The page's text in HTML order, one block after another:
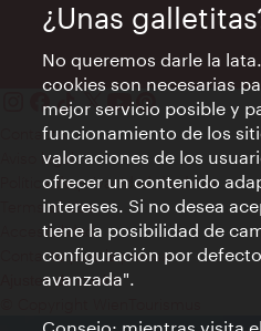
Contacto
Aviso legal
Política de privacidad de datos
Terms of Use
Accesibilidad
Contacto para la prensa
Ajustes de cookie
¿Unas
No queremos darle la
cookies son necesarias
mejor servicio posible y
funcionamiento de los
valoraciones de los
ofrecer un contenido
intereses. Si no desea
tiene la posibilidad de
configuración por
avanzada".